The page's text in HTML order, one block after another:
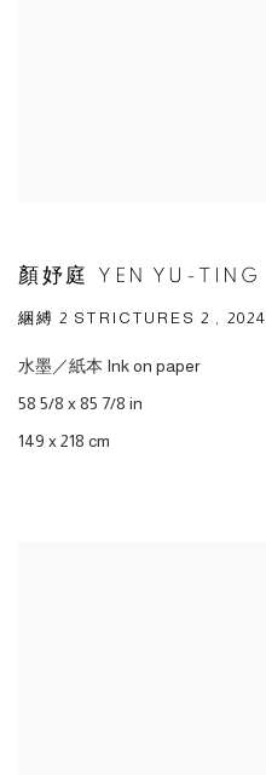
顏妤庭 YEN YU-TING
綑縛 2 STRICTURES 2 , 2024
水墨／紙本 Ink on paper
58 5/8 x 85 7/8 in
149 x 218 cm